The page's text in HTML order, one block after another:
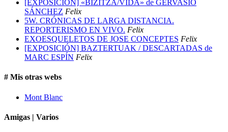
[EXPOSICIÓN] «BIZITZA/VIDA» de GERVASIO
SÁNCHEZ Felix
5W. CRÓNICAS DE LARGA DISTANCIA.
REPORTERISMO EN VIVO. Felix
EXOESQUELETOS DE JOSE CONCEPTES Felix
[EXPOSICIÓN] BAZTERTUAK / DESCARTADAS de
MARC ESPÍN Felix
# Mis otras webs
Mont Blanc
Amigas | Varios